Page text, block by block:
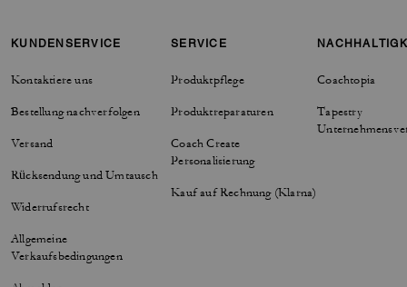
KUNDENSERVICE
Kontaktiere uns
Bestellung nachverfolgen
Versand
Rücksendung und Umtausch
Widerrufsrecht
Allgemeine
Verkaufsbedingungen
SERVICE
Produktpflege
Produktreparaturen
Coach Create
Personalisierung
Kauf auf Rechnung (Klarna)
Coachtopia
Tapestry